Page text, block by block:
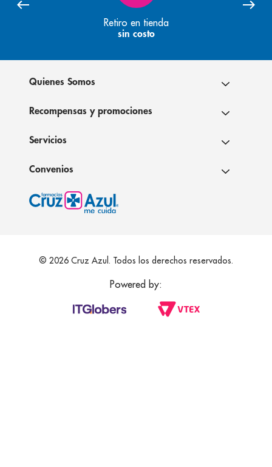
Retiro en tienda
sin costo
Quienes Somos
Recompensas y promociones
Servicios
Convenios
© 2026 Cruz Azul. Todos los derechos reservados.
Powered by: